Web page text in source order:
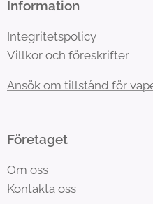
Information
Integritetspolicy
Villkor och föreskrifter
Ansök om tillstånd för
Företaget
Om oss
Kontakta oss